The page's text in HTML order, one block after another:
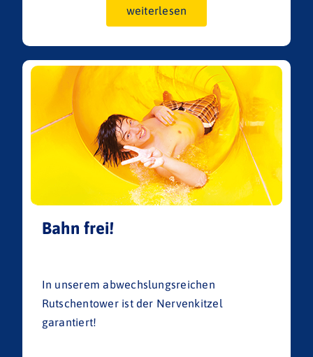
weiterlesen
Bahn frei!
In unserem abwechslungsreichen
Rutschentower ist der Nervenkitzel
garantiert!